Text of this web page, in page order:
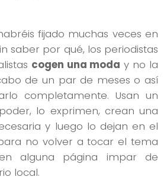
fijado muchas veces en
saber por qué, los periodistas
cogen una moda y no la
de un par de meses o así
completamente. Usan un
lo exprimen, crean una
y luego lo dejan en el
no volver a tocar el tema
alguna página impar de
local.